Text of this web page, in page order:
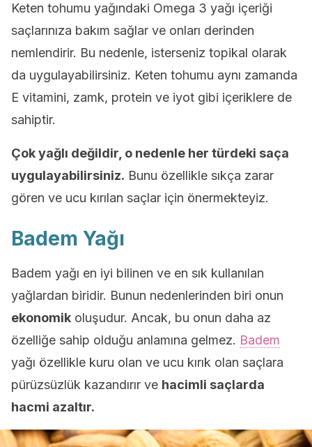
Keten tohumu yağındaki Omega 3 yağı içeriği
saçlarınıza bakım sağlar ve onları derinden
nemlendirir. Bu nedenle, isterseniz topikal olarak
da uygulayabilirsiniz. Keten tohumu aynı zamanda
E vitamini, zamk, protein ve iyot gibi içeriklere de
sahiptir.
Çok yağlı değildir, o nedenle her türdeki saça
uygulayabilirsiniz. Bunu özellikle sıkça zarar
gören ve ucu kırılan saçlar için önermekteyiz.
Badem Yağı
Badem yağı en iyi bilinen ve en sık kullanılan
yağlardan biridir. Bunun nedenlerinden biri onun
ekonomik oluşudur. Ancak, bu onun daha az
özelliğe sahip olduğu anlamına gelmez. Badem
yağı özellikle kuru olan ve ucu kırık olan saçlara
pürüzsüzlük kazandırır ve hacimli saçlarda
hacmi azaltır.